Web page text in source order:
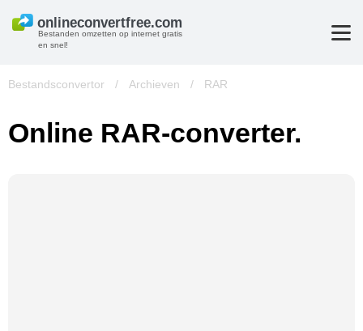
Bestanden omzetten op internet gratis
en snel!
Bestandsconvertor / Archieven / RAR
Online RAR-converter.